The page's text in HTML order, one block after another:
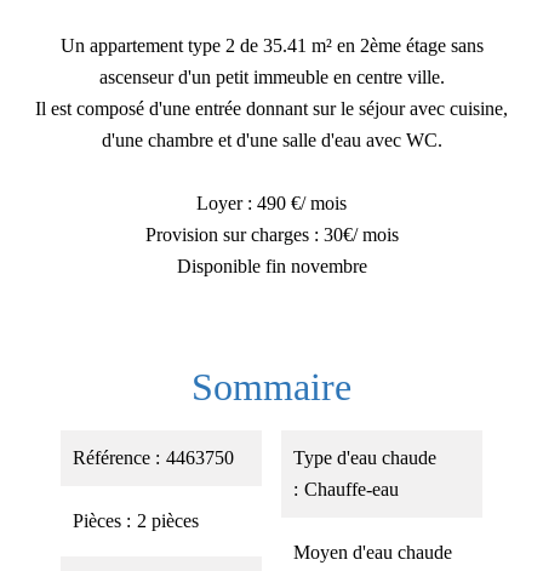
Un appartement type 2 de 35.41 m² en 2ème étage sans
ascenseur d'un petit immeuble en centre ville.
Il est composé d'une entrée donnant sur le séjour avec cuisine,
d'une chambre et d'une salle d'eau avec WC.
Loyer : 490 €/ mois
Provision sur charges : 30€/ mois
Disponible fin novembre
Sommaire
Référence 4463750
Pièces 2 pièces
Type d'eau chaude
Chauffe-eau
Moyen d'eau chaude